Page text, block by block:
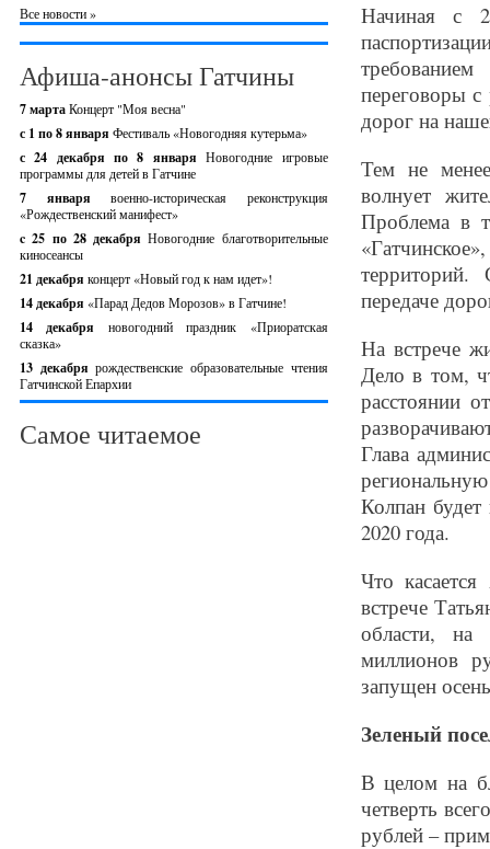
Все новости »
Афиша-анонсы Гатчины
7 мартаКонцерт "Моя весна"
с 1 по 8 января Фестиваль «Новогодняя кутерьма»
с 24 декабря по 8 январяНовогодние игровые
программы для детей в Гатчине
7 январявоенно-историческая реконструкция
«Рождественский манифест»
c 25 по 28 декабряНовогодние благотворительные
киносеансы
21 декабря концерт «Новый год к нам идет»!
14 декабря «Парад Дедов Морозов» в Гатчине!
14 декабря новогодний праздник «Приоратская
сказка»
13 декабрярождественские образовательные чтения
Гатчинской Епархии
Самое читаемое
Начиная с
переговоры с
дорог на
Тем не
волнует
Проблема в
территорий.
передаче
На встрече
Дело в том,
расстоянии
Глава
Колпан
2020 года.
Что
встрече
области, на
миллионов
запущен
Зеленый
В целом на
четверть
рублей –